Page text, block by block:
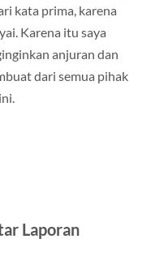
kata prima, karena
Karena itu saya
anjuran dan
dari semua pihak
Laporan